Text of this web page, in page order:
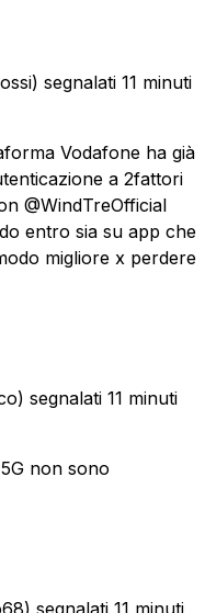
segnalati 11 minuti
Vodafone ha già
a 2fattori
@WindTreOfficial
entro sia su app che
migliore x perdere
segnalati 11 minuti
non sono
segnalati 11 minuti